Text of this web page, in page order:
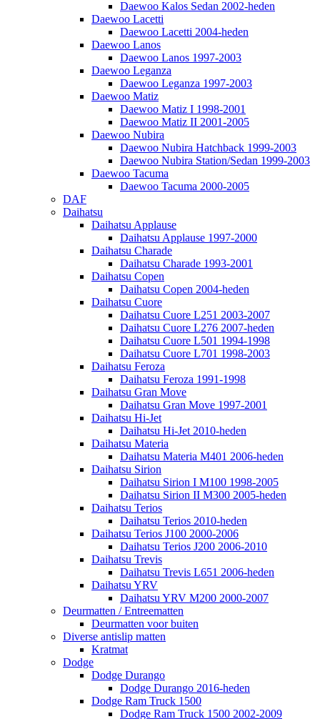
Daewoo Kalos Sedan 2002-heden
Daewoo Lacetti
Daewoo Lacetti 2004-heden
Daewoo Lanos
Daewoo Lanos 1997-2003
Daewoo Leganza
Daewoo Leganza 1997-2003
Daewoo Matiz
Daewoo Matiz I 1998-2001
Daewoo Matiz II 2001-2005
Daewoo Nubira
Daewoo Nubira Hatchback 1999-2003
Daewoo Nubira Station/Sedan 1999-2003
Daewoo Tacuma
Daewoo Tacuma 2000-2005
DAF
Daihatsu
Daihatsu Applause
Daihatsu Applause 1997-2000
Daihatsu Charade
Daihatsu Charade 1993-2001
Daihatsu Copen
Daihatsu Copen 2004-heden
Daihatsu Cuore
Daihatsu Cuore L251 2003-2007
Daihatsu Cuore L276 2007-heden
Daihatsu Cuore L501 1994-1998
Daihatsu Cuore L701 1998-2003
Daihatsu Feroza
Daihatsu Feroza 1991-1998
Daihatsu Gran Move
Daihatsu Gran Move 1997-2001
Daihatsu Hi-Jet
Daihatsu Hi-Jet 2010-heden
Daihatsu Materia
Daihatsu Materia M401 2006-heden
Daihatsu Sirion
Daihatsu Sirion I M100 1998-2005
Daihatsu Sirion II M300 2005-heden
Daihatsu Terios
Daihatsu Terios 2010-heden
Daihatsu Terios J100 2000-2006
Daihatsu Terios J200 2006-2010
Daihatsu Trevis
Daihatsu Trevis L651 2006-heden
Daihatsu YRV
Daihatsu YRV M200 2000-2007
Deurmatten / Entreematten
Deurmatten voor buiten
Diverse antislip matten
Kratmat
Dodge
Dodge Durango
Dodge Durango 2016-heden
Dodge Ram Truck 1500
Dodge Ram Truck 1500 2002-2009